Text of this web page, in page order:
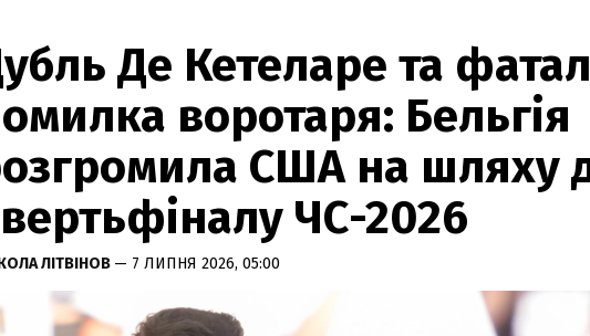
Де Кетеларе та
воротаря: Бельгія
США на шляху
ЧС-2026
ЛІТВІНОВ — 7 ЛИПНЯ 2026, 05:00